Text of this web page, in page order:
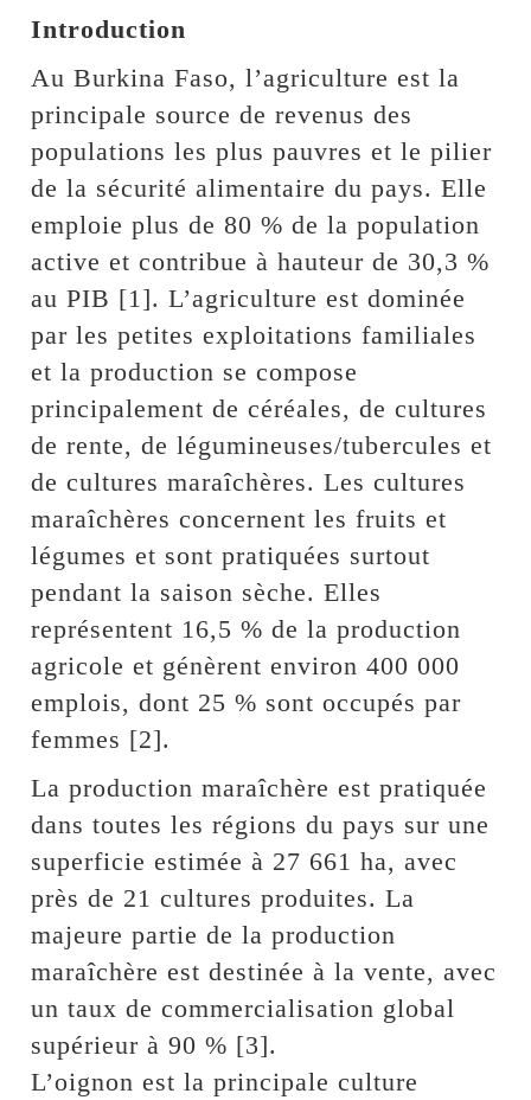
Introduction
Au Burkina Faso, l’agriculture est la
principale source de revenus des
populations les plus pauvres et le pilier
de la sécurité alimentaire du pays. Elle
emploie plus de 80 % de la population
active et contribue à hauteur de 30,3 %
au PIB [1]. L’agriculture est dominée
par les petites exploitations familiales
et la production se compose
principalement de céréales, de cultures
de rente, de légumineuses/tubercules et
de cultures maraîchères. Les cultures
maraîchères concernent les fruits et
légumes et sont pratiquées surtout
pendant la saison sèche. Elles
représentent 16,5 % de la production
agricole et génèrent environ 400 000
emplois, dont 25 % sont occupés par
femmes [2].
La production maraîchère est pratiquée
dans toutes les régions du pays sur une
superficie estimée à 27 661 ha, avec
près de 21 cultures produites. La
majeure partie de la production
maraîchère est destinée à la vente, avec
un taux de commercialisation global
supérieur à 90 % [3].
L’oignon est la principale culture